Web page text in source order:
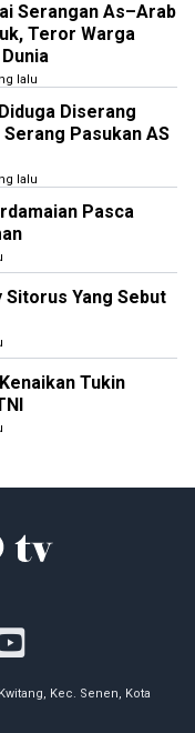
Serangan As–Arab
Teror Warga
lalu
Diserang
Pasukan AS
lalu
Pasca
Sitorus Yang Sebut
Tukin
Kec. Senen, Kota